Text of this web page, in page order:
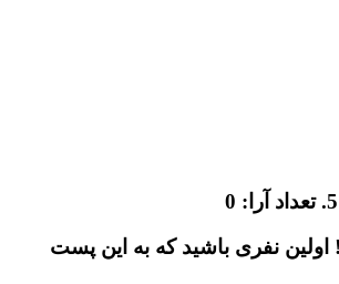
0
اولین نفری باشید که به این پست